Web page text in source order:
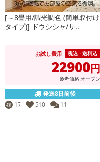
[～8畳用/調光調色 (簡単取付け
タイプ)] ドウシシャ/サ...
お試し費用 税込・送料込
22900円
参考価格 オープン
発送8日前後
残 17 510 11